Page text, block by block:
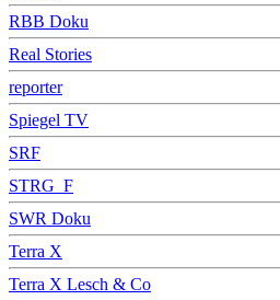
RBB Doku
Real Stories
reporter
Spiegel TV
SRF
STRG_F
SWR Doku
Terra X
Terra X Lesch & Co